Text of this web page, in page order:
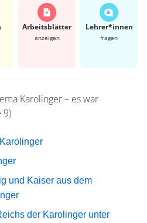
Arbeits­blätter
anzeigen
Lehrer*​innen
fragen
Karolinger – es war
9)
und Kaiser aus dem
der Karolinger unter